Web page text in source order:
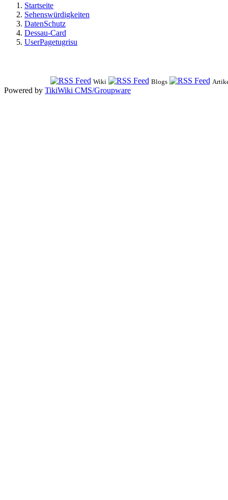
Startseite
Sehenswürdigkeiten
DatenSchutz
Dessau-Card
UserPagetugrisu
Wiki Blogs
Powered by TikiWiki CMS/Groupware